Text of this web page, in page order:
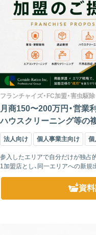
フランチャイズ・FC加盟・害虫駆
月商150〜200万円・営業
ハウスクリーニング等の
法人向け 個人事業主向け 個
参入したエリアで自分だけが独占
1加盟店とし、同一エリアへの新
で発生する集客は、加盟店様の独占的な
資